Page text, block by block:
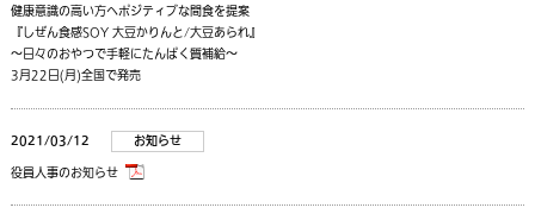
健康意識の高い方へポジティブな間食を提案
『しぜん食感SOY 大豆かりんと/大豆あられ』
～日々のおやつで手軽にたんぱく質補給～
3月22日(月)全国で発売
2021/03/12
お知らせ
役員人事のお知らせ